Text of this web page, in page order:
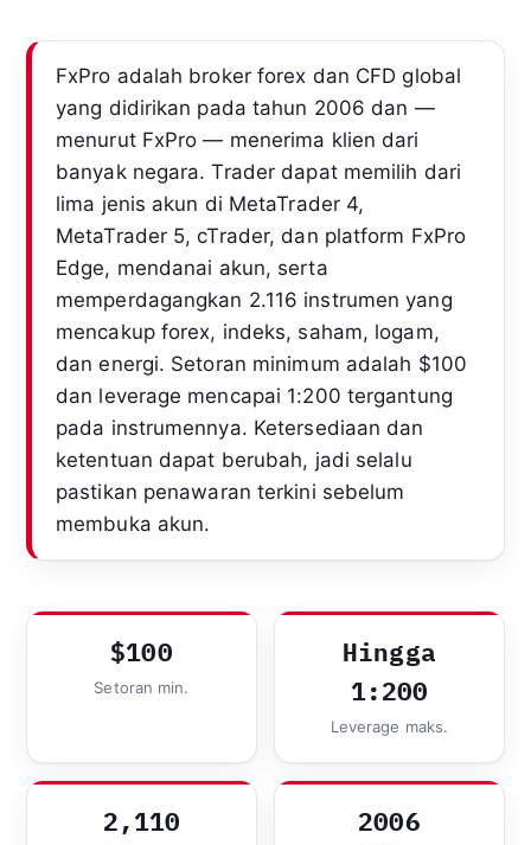
FxPro adalah broker forex dan CFD global
yang didirikan pada tahun 2006 dan —
menurut FxPro — menerima klien dari
banyak negara. Trader dapat memilih dari
lima jenis akun di MetaTrader 4,
MetaTrader 5, cTrader, dan platform FxPro
Edge, mendanai akun, serta
memperdagangkan 2.116 instrumen yang
mencakup forex, indeks, saham, logam,
dan energi. Setoran minimum adalah $100
dan leverage mencapai 1:200 tergantung
pada instrumennya. Ketersediaan dan
ketentuan dapat berubah, jadi selalu
pastikan penawaran terkini sebelum
membuka akun.
$100
Setoran min.
Hingga
1:200
Leverage maks.
2,110 2006